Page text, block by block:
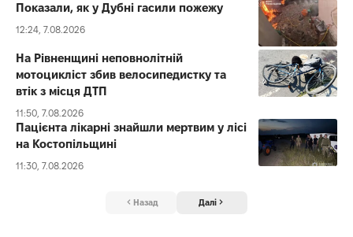
Показали, як у Дубні гасили пожежу
12:24, 7.08.2026
На Рівненщині неповнолітній
мотоцикліст збив велосипедистку та
втік з місця ДТП
11:50, 7.08.2026
Пацієнта лікарні знайшли мертвим у лісі
на Костопільщині
11:30, 7.08.2026
Назад Далі